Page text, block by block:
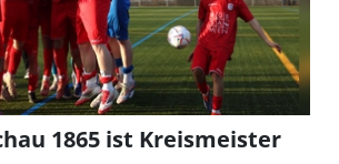
1865 ist Kreismeister